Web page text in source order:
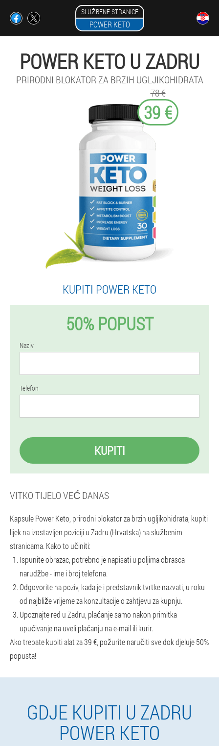
SLUŽBENE STRANICE
POWER KETO
POWER KETO U ZADRU
PRIRODNI BLOKATOR ZA BRZIH UGLJIKOHIDRATA
78 €
39 €
KUPITI POWER KETO
50% POPUST
Naziv
Telefon
KUPITI
VITKO TIJELO VEĆ DANAS
Kapsule Power Keto, prirodni blokator za brzih ugljikohidrata, kupiti
lijek na izostavljen poziciji u Zadru (Hrvatska) na službenim
stranicama. Kako to učiniti:
Ispunite obrazac, potrebno je napisati u poljima obrasca
narudžbe - ime i broj telefona.
Odgovorite na poziv, kada je i predstavnik tvrtke nazvati, u roku
od najbliže vrijeme za konzultacije o zahtjevu za kupnju.
Upoznajte red u Zadru, plaćanje samo nakon primitka
upućivanje na uveli plaćanju na e-mail ili kurir.
Ako trebate kupiti alat za 39 €, požurite naručiti sve dok djeluje 50%
popusta!
GDJE KUPITI U ZADRU
POWER KETO